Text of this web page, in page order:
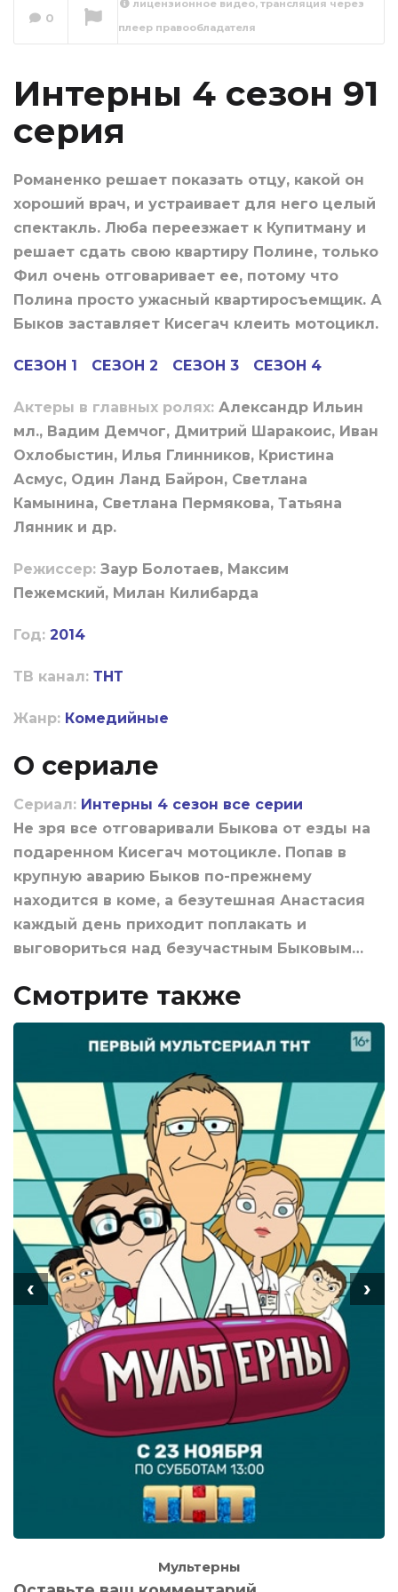
Интерны 4 сезон
0
лицензионное видео, трансляция через
плеер правообладателя
Интерны 4 сезон 91
серия
Романенко решает показать отцу, какой он
хороший врач, и устраивает для него целый
спектакль. Люба переезжает к Купитману и
решает сдать свою квартиру Полине, только
Фил очень отговаривает ее, потому что
Полина просто ужасный квартиросъемщик. А
Быков заставляет Кисегач клеить мотоцикл.
СЕЗОН 1 СЕЗОН 2 СЕЗОН 3 СЕЗОН 4
Актеры в главных ролях: Александр Ильин
мл., Вадим Демчог, Дмитрий Шаракоис, Иван
Охлобыстин, Илья Глинников, Кристина
Асмус, Один Ланд Байрон, Светлана
Камынина, Светлана Пермякова, Татьяна
Лянник и др.
Режиссер: Заур Болотаев, Максим
Пежемский, Милан Килибарда
Год: 2014
ТВ канал: ТНТ
Жанр: Комедийные
О сериале
Сериал: Интерны 4 сезон все серии
Не зря все отговаривали Быкова от езды на
подаренном Кисегач мотоцикле. Попав в
крупную аварию Быков по-прежнему
находится в коме, а безутешная Анастасия
каждый день приходит поплакать и
выговориться над безучастным Быковым…
Смотрите также
Мультерны
‹ ›